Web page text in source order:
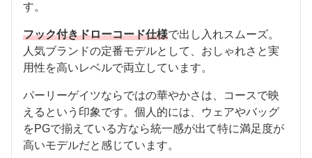
す。
フック付きドローコード仕様で出し入れスムーズ。
人気ブランドの定番モデルとして、おしゃれさと実
用性を高いレベルで両立しています。
パーリーゲイツならではの華やかさは、コースで映
えるという印象です。個人的には、ウェアやバッグ
をPGで揃えている方なら統一感が出て特に満足度が
高いモデルだと感じています。